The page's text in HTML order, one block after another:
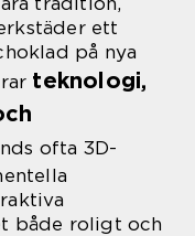
ett
på nya
teknologi,
ofta 3D-
både roligt och